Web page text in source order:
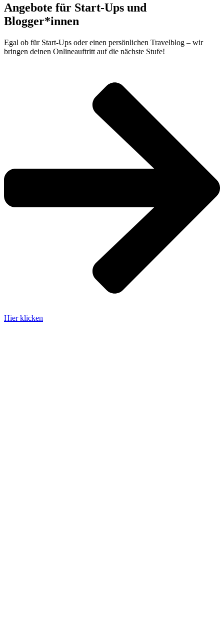
Angebote für Start-Ups und
Blogger*innen
Egal ob für Start-Ups oder einen persönlichen Travelblog – wir
bringen deinen Onlineauftritt auf die nächste Stufe!
Hier klicken